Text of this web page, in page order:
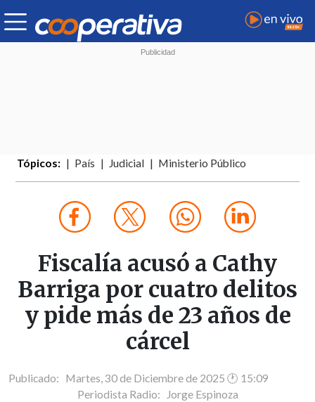
Tópicos: País Judicial Ministerio Público
Fiscalía acusó a Cathy
Barriga por cuatro delitos
y pide más de 23 años de
cárcel
Publicado: Martes, 30 de Diciembre de 2025 🕐 15:09
Periodista Radio:
Jorge Espinoza